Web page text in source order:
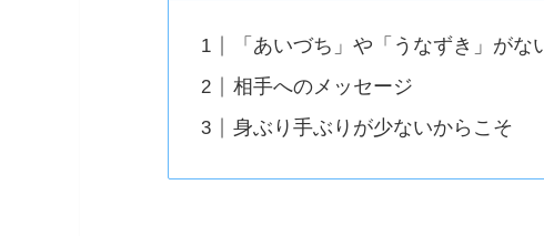
「あいづち」や「うなずき」がな
相手へのメッセージ
身ぶり手ぶりが少ないからこそ